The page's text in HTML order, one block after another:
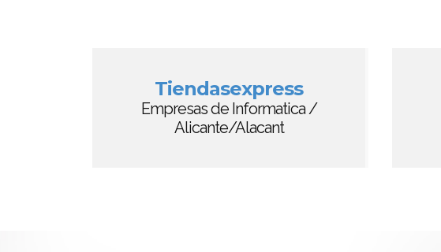
Tiendasexpress
Empresas de Informatica /
Alicante/Alacant